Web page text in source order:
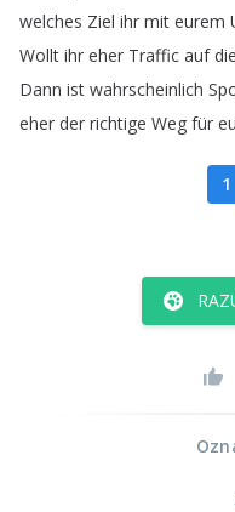
welches Ziel ihr mit eurem
Wollt ihr eher Traffic auf die
Dann ist wahrscheinlich
eher der richtige Weg für
1